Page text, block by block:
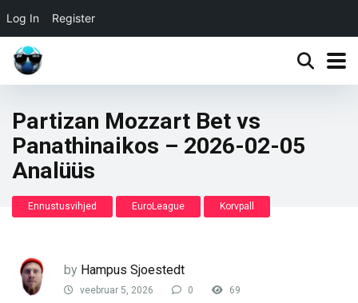
Log In Register
Partizan Mozzart Bet vs
Panathinaikos – 2026-02-05
Analüüs
Ennustusvihjed EuroLeague Korvpall
by Hampus Sjoestedt
veebruar 5, 2026 0 69